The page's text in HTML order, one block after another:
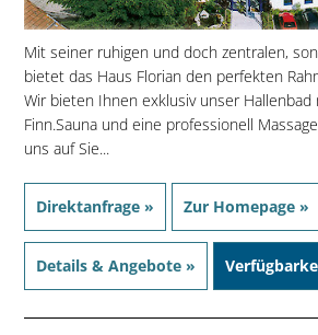
Mit seiner ruhigen und doch zentralen,
bietet das Haus Florian den perfekten
Wir bieten Ihnen exklusiv unser Hallenbad
Finn.Sauna und eine professionell
uns auf Sie...
Direktanfrage » Zur Homepage »
Details & Angebote »